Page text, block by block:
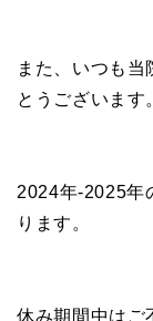
また、いつも
とうございます
2024年-2025年
ります。
休み期間中はご